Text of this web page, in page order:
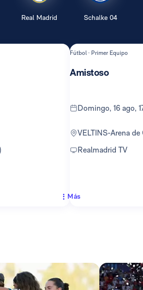
Real Madrid Schalke 04
Fútbol · Primer Equipo
Amistoso
domingo, 16 ago,
VELTINS-Arena
Realmadrid TV
Más